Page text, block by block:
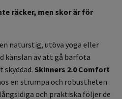
räcker, men skor är för
naturstig, utöva yoga eller
känslan av att gå barfota
Skinners 2.0 Comfort
en strumpa och robustheten
och praktiska följer de